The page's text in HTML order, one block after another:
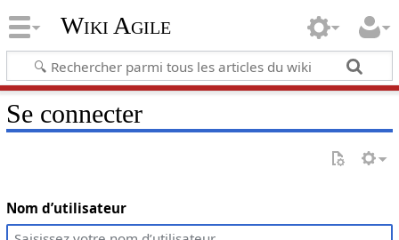
Wiki Agile
Se connecter
Nom d’utilisateur